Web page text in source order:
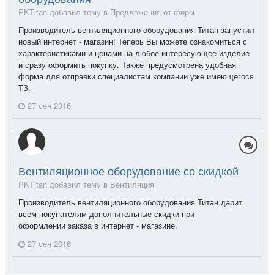
PKTitan добавил тему в Предложения от фирм
Производитель вентиляционного оборудования Титан запустил
новый интернет - магазин! Теперь Вы можете ознакомиться с
характеристиками и ценами на любое интересующее изделие
и сразу оформить покупку. Также предусмотрена удобная
форма для отправки специалистам компании уже имеющегося
ТЗ.
27 сен 2016
Вентиляционное оборудование со скидкой
PKTitan добавил тему в Вентиляция
Производитель вентиляционного оборудования Титан дарит
всем покупателям дополнительные скидки при
оформлении заказа в интернет - магазине.
27 сен 2016